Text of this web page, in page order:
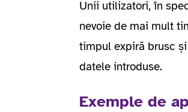
Unii utilizatori, în
nevoie de mai mult
timpul expiră brusc
datele introduse.
Exemple de